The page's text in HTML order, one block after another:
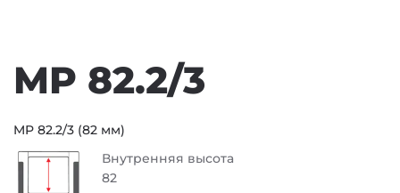
MP 82.2/3
MP 82.2/3 (82 мм)
Внутренняя высота
82